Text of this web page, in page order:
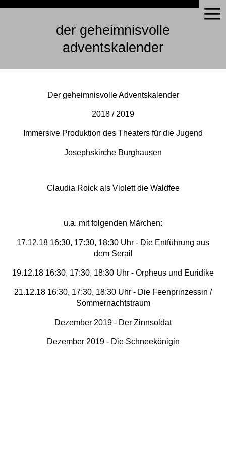
der geheimnisvolle
adventskalender
Der geheimnisvolle Adventskalender
2018 / 2019
Immersive Produktion des Theaters für die Jugend
Josephskirche Burghausen
Claudia Roick als Violett die Waldfee
u.a. mit folgenden Märchen:
17.12.18 16:30, 17:30, 18:30 Uhr - Die Entführung aus
dem Serail
19.12.18 16:30, 17:30, 18:30 Uhr - Orpheus und Euridike
21.12.18 16:30, 17:30, 18:30 Uhr - Die Feenprinzessin /
Sommernachtstraum
Dezember 2019 - Der Zinnsoldat
Dezember 2019 - Die Schneekönigin